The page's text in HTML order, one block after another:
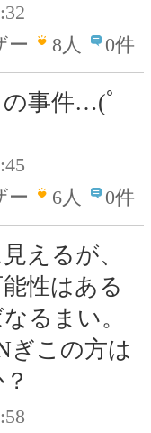
ー
8人 0件
事件…(ﾟ
ー
6人 0件
えるが、
性はある
るまい。
ぎこの方は